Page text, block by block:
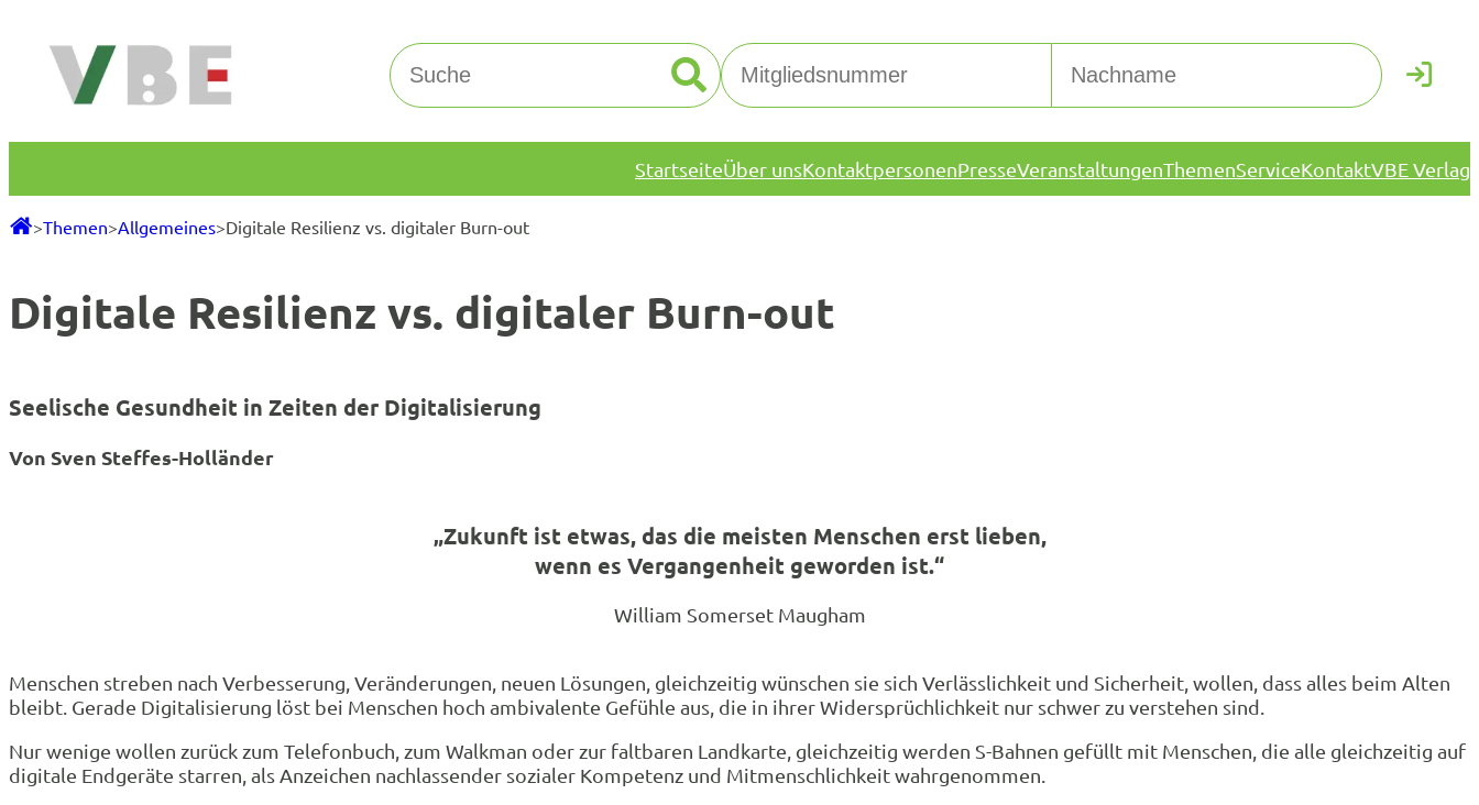
Inhalt
springen
Suchen
StartseiteÜber unsKontaktpersonenPresseVeranstaltungenThemenServiceKontaktVBE Verlag
>Themen>Allgemeines>Digitale Resilienz vs. digitaler Burn-out
Digitale Resilienz vs. digitaler Burn-out
Seelische Gesundheit in Zeiten der Digitalisierung
Von Sven Steffes-Holländer
„Zukunft ist etwas, das die meisten Menschen erst lieben,
wenn es Vergangenheit geworden ist.“
William Somerset Maugham
Menschen streben nach Verbesserung, Veränderungen, neuen Lösungen, gleichzeitig wünschen sie sich Verlässlichkeit und Sicherheit, wollen, dass alles beim Alten
bleibt. Gerade Digitalisierung löst bei Menschen hoch ambivalente Gefühle aus, die in ihrer Widersprüchlichkeit nur schwer zu verstehen sind.
Nur wenige wollen zurück zum Telefonbuch, zum Walkman oder zur faltbaren Landkarte, gleichzeitig werden S-Bahnen gefüllt mit Menschen, die alle gleichzeitig auf
digitale Endgeräte starren, als Anzeichen nachlassender sozialer Kompetenz und Mitmenschlichkeit wahrgenommen.